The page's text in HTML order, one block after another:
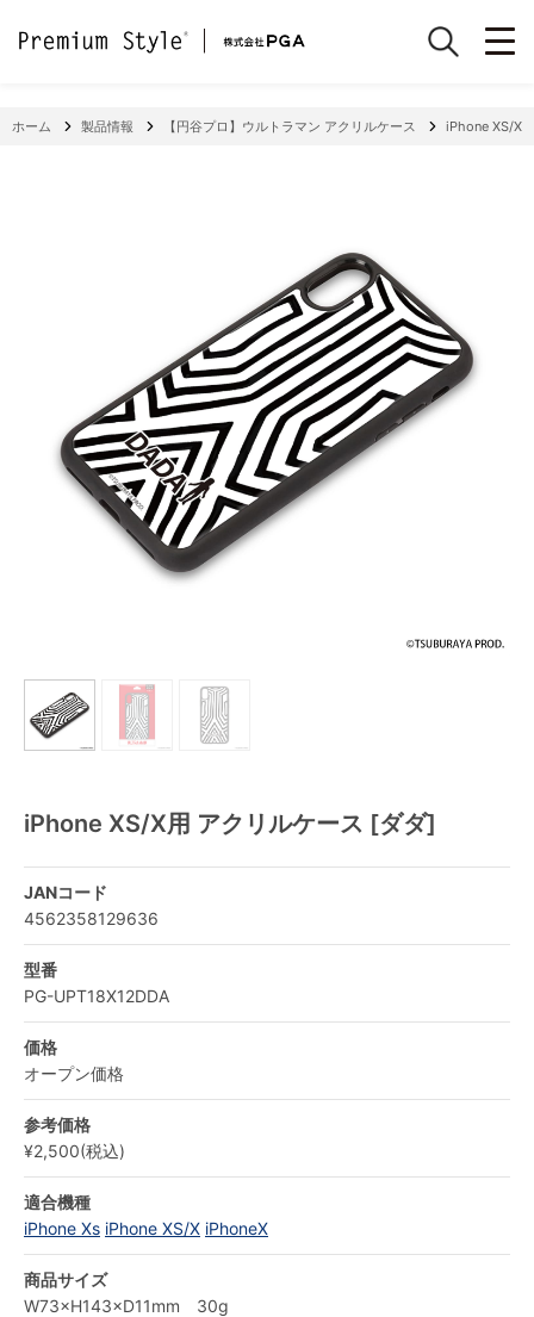
ホーム 製品情報 【円谷プロ】ウルトラマン アクリルケース iPhone XS/X
iPhone XS/X用 アクリルケース [ダダ]
JANコード
4562358129636
型番
PG-UPT18X12DDA
価格
オープン価格
参考価格
¥2,500(税込)
適合機種
iPhone Xs iPhone XS/X iPhoneX
商品サイズ
W73×H143×D11mm 30g